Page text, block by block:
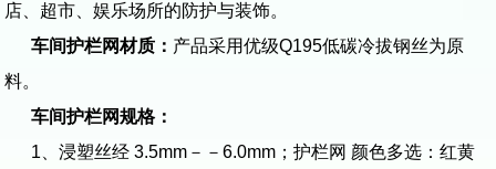
店、超市、娱乐场所的防护与装饰。
车间护栏网材质： 产品采用优级Q195低碳冷拔钢丝为原
料。
车间护栏网规格：
1、浸塑丝经 3.5mm－－6.0mm；护栏网 颜色多选：红黄